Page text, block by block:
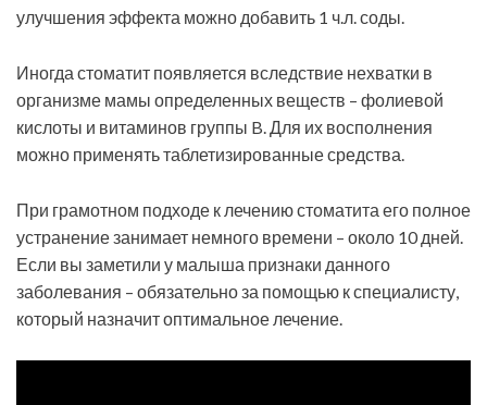
улучшения эффекта можно добавить 1 ч.л. соды.
Иногда стоматит появляется вследствие нехватки в
организме мамы определенных веществ – фолиевой
кислоты и витаминов группы B. Для их восполнения
можно применять таблетизированные средства.
При грамотном подходе к лечению стоматита его полное
устранение занимает немного времени – около 10 дней.
Если вы заметили у малыша признаки данного
заболевания – обязательно за помощью к специалисту,
который назначит оптимальное лечение.